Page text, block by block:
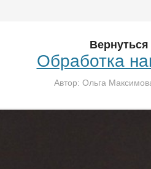
Вернуться
Обработка
Автор: Ольга